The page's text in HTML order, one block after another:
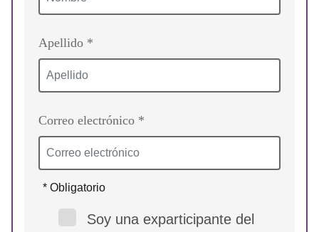
Apellido *
Correo electrónico *
* Obligatorio
Soy una exparticipante del